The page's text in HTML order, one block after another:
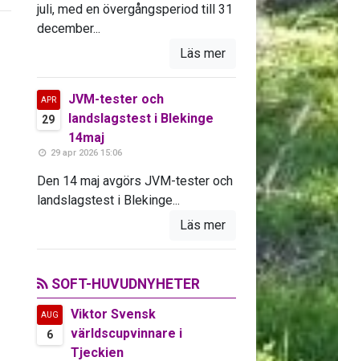
juli, med en övergångsperiod till 31
december...
Läs mer
APR
29
JVM-tester och
landslagstest i Blekinge
14maj
29 apr 2026 15:06
Den 14 maj avgörs JVM-tester och
landslagstest i Blekinge...
Läs mer
SOFT-HUVUDNYHETER
AUG
6
Viktor Svensk
världscupvinnare i
Tjeckien